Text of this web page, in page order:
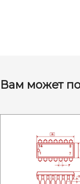
Вам может